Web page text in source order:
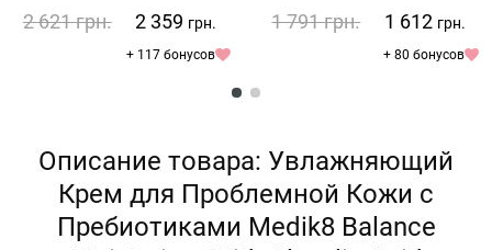
2 621грн. 2 359 грн.
+ 117 бонусов
1 791грн. 1 612 грн.
+ 80 бонусов
Описание товара: Увлажняющий
Крем для Проблемной Кожи с
Пребиотиками Medik8 Balance